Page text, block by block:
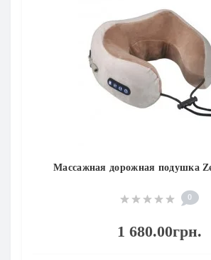
(массажные пистолеты)
Массажная дорожная подушка
0
1 680.00грн.